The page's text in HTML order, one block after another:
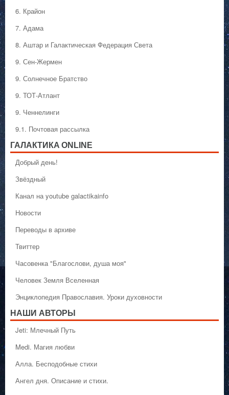
6. Крайон
7. Адама
8. Аштар и Галактическая Федерация Света
9. Сен-Жермен
9. Солнечное Братство
9. ТОТ-Атлант
9. Ченнелинги
9.1. Почтовая рассылка
ГАЛАКТИКA ONLINE
Добрый день!
Звёздный
Канал на youtube galactikainfo
Новости
Переводы в архиве
Твиттер
Часовенка "Благослови, душа моя"
Человек Земля Вселенная
Энциклопедия Православия. Уроки духовности
НАШИ АВТОРЫ
Jeti: Млечный Путь
Medi. Магия любви
Алла. Бесподобные стихи
Ангел дня. Описание и стихи.